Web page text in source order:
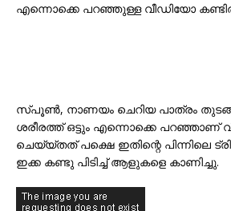
എന്നൊക്കെ പറഞ്ഞുള്ള വീഡിയോ
സ്പൂണ്‍, നാണയം ചെറിയ പാത്രം
ശരീരത്ത് ഒട്ടും എന്നൊക്കെ
ചെയ്യ്തത് പക്ഷെ ഇതിന്റെ പിന്നിലെ
ഇക്ക കണ്ടു പിടിച്ച് ആളുകളെ കാണിച്ചു.